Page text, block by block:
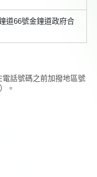
道66號金鐘道政府合
話號碼之前加撥地區號
。